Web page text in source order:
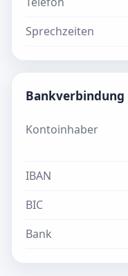
Sprechzeiten
Bankverbindung
Kontoinhaber
IBAN
BIC
Bank